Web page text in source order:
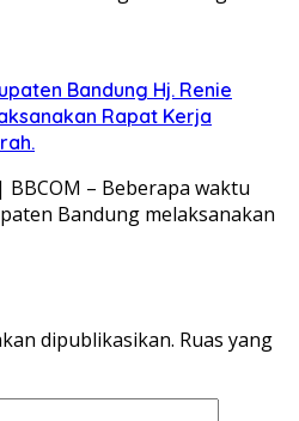
Bandung Hj. Renie
Rapat Kerja
BBCOM – Beberapa waktu
Bandung melaksanakan
dipublikasikan. Ruas yang